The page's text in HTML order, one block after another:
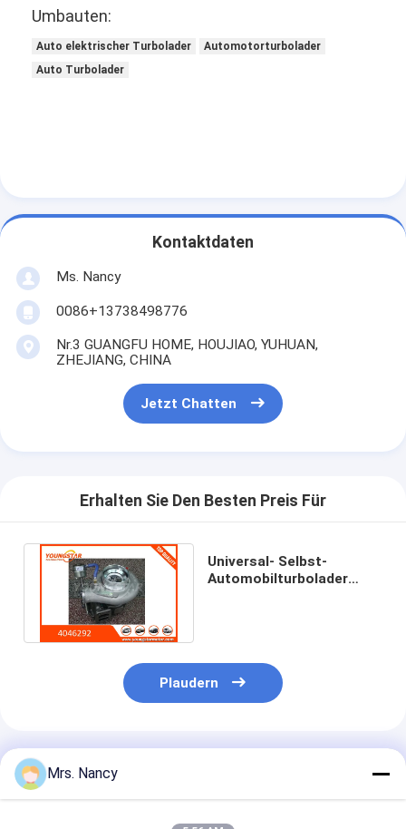
Umbauten:
Auto elektrischer Turbolader
Automotorturbolader
Auto Turbolader
Kontaktdaten
Ms. Nancy
0086+13738498776
Nr.3 GUANGFU HOME, HOUJIAO, YUHUAN,
ZHEJIANG, CHINA
Jetzt Chatten
Erhalten Sie Den Besten Preis Für
Universal- Selbst-
Automobilturbolader
Plaudern
Empfohlene Produkte
Mrs. Nancy